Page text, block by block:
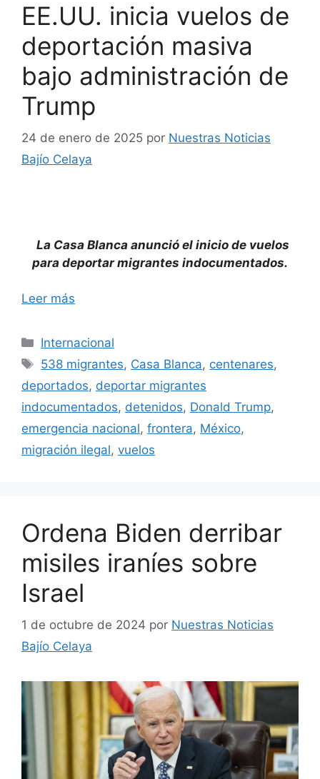
EE.UU. inicia vuelos de
deportación masiva
bajo administración de
Trump
24 de enero de 2025 por Nuestras Noticias
Bajío Celaya
La Casa Blanca anunció el inicio de vuelos
para deportar migrantes indocumentados.
Leer más
Categorías
Internacional
Etiquetas
538 migrantes, Casa Blanca, centenares,
deportados, deportar migrantes
indocumentados, detenidos, Donald Trump,
emergencia nacional, frontera, México,
migración ilegal, vuelos
Ordena Biden derribar
misiles iraníes sobre
Israel
1 de octubre de 2024 por Nuestras Noticias
Bajío Celaya